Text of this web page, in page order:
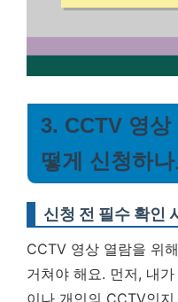
3. CCTV 영상
떻게 신청하
신청 전 필수 확인
CCTV 영상 열람을 위
거쳐야 해요. 먼저, 내
이나 개인의 CCTV인